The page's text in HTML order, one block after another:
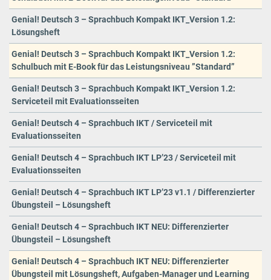
Genial! Deutsch 3 – Sprachbuch Kompakt IKT_Version 1.2:
Lösungsheft
Genial! Deutsch 3 – Sprachbuch Kompakt IKT_Version 1.2:
Schulbuch mit E-Book für das Leistungsniveau ”Standard”
Genial! Deutsch 3 – Sprachbuch Kompakt IKT_Version 1.2:
Serviceteil mit Evaluationsseiten
Genial! Deutsch 4 – Sprachbuch IKT / Serviceteil mit
Evaluationsseiten
Genial! Deutsch 4 – Sprachbuch IKT LP’23 / Serviceteil mit
Evaluationsseiten
Genial! Deutsch 4 – Sprachbuch IKT LP’23 v1.1 / Differenzierter
Übungsteil – Lösungsheft
Genial! Deutsch 4 – Sprachbuch IKT NEU: Differenzierter
Übungsteil – Lösungsheft
Genial! Deutsch 4 – Sprachbuch IKT NEU: Differenzierter
Übungsteil mit Lösungsheft, Aufgaben-Manager und Learning